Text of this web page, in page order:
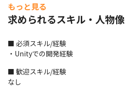
もっと見る
求められるスキル・人物像
■ 必須スキル/経験
・Unityでの開発経験
■ 歓迎スキル/経験
なし